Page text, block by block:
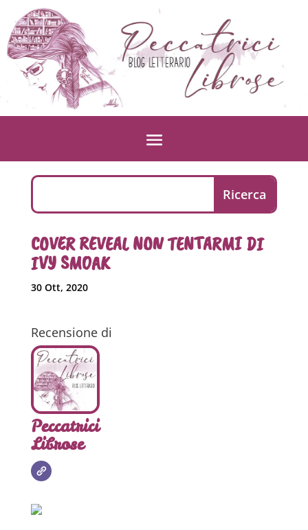
COVER REVEAL NON TENTARMI DI
IVY SMOAK
30 Ott, 2020
Recensione di
Peccatrici
Librose